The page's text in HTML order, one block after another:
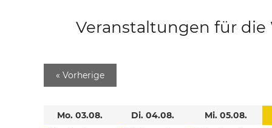
Veranstaltungen für die
« Vorherige
Mo. 03.08.
Di. 04.08.
Mi. 05.08.